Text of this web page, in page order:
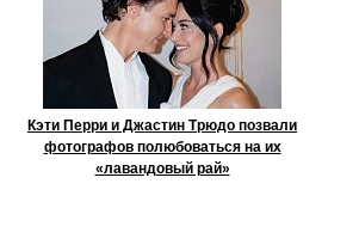
Кэти Перри и Джастин Трюдо позвали
фотографов полюбоваться на их
«лавандовый рай»